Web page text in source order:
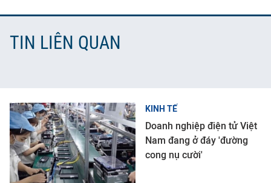
TIN LIÊN QUAN
KINH TẾ
Doanh nghiệp điện tử Việt
Nam đang ở đáy 'đường
cong nụ cười'